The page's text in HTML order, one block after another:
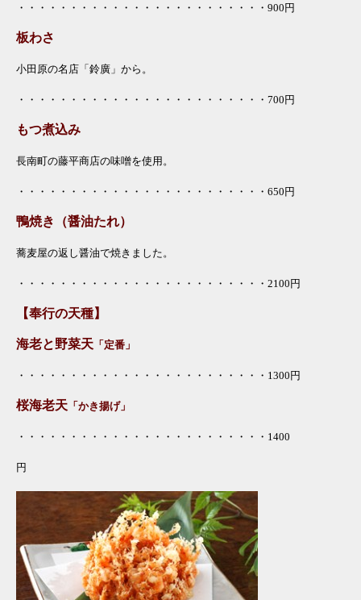
・・・・・・・・・・・・・・・・・・・・・・・・900円
板わさ
小田原の名店「鈴廣」から。
・・・・・・・・・・・・・・・・・・・・・・・・700円
もつ煮込み
長南町の藤平商店の味噌を使用。
・・・・・・・・・・・・・・・・・・・・・・・・650円
鴨焼き（醤油たれ）
蕎麦屋の返し醤油で焼きました。
・・・・・・・・・・・・・・・・・・・・・・・・2100円
【奉行の天種】
海老と野菜天 「定番」
・・・・・・・・・・・・・・・・・・・・・・・・1300円
桜海老天 「かき揚げ」
・・・・・・・・・・・・・・・・・・・・・・・・1400
円